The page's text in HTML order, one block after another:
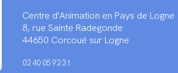
Centre d'Animation en Pays de Logne
8, rue Sainte Radegonde
44650 Corcoué sur Logne
02 40 05 92 31